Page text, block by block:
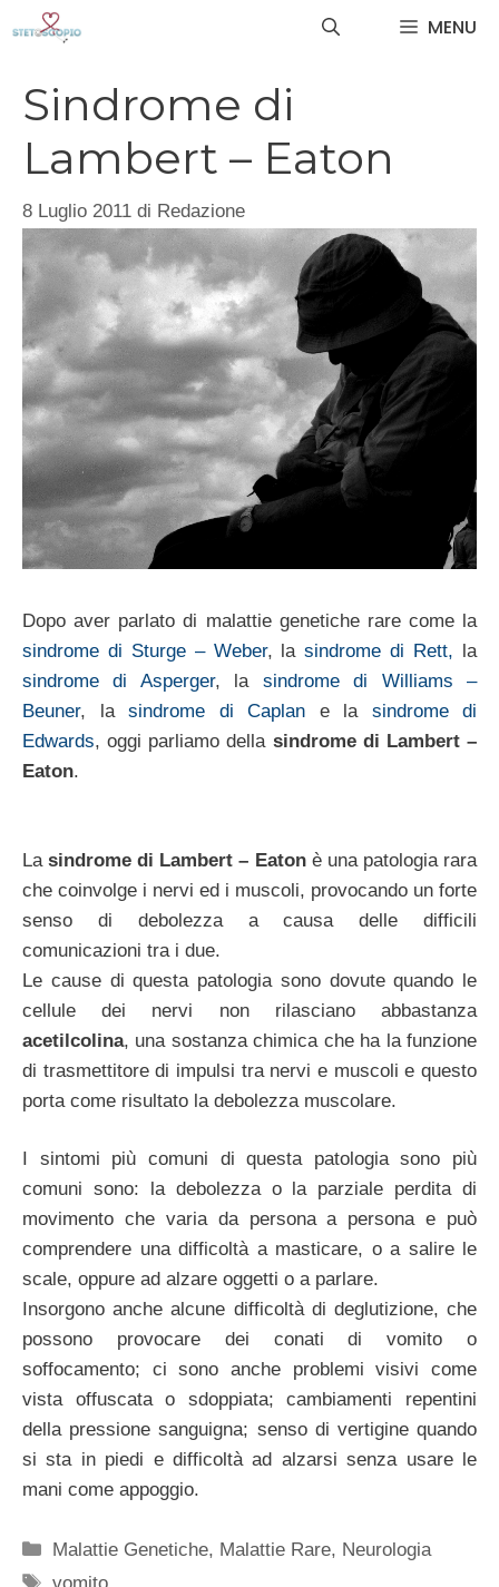
MENU
Sindrome di
Lambert – Eaton
8 Luglio 2011 di Redazione
Dopo aver parlato di malattie genetiche rare come la
sindrome di Sturge – Weber, lasindrome di Rett, la
sindrome di Asperger, la sindrome di Williams –
Beuner, la sindrome di Caplan e la sindrome di
Edwards, oggi parliamo della sindrome di Lambert –
Eaton.
Lasindrome di Lambert – Eatonè una patologia rara
che coinvolge i nervi ed i muscoli, provocando un forte
senso di debolezza a causa delle difficili
comunicazioni tra i due.
Le cause di questa patologia sono dovute quando le
cellule dei nervi non rilasciano abbastanza
acetilcolina, una sostanza chimica che ha la funzione
di trasmettitore di impulsi tra nervi e muscoli e questo
porta come risultato la debolezza muscolare.
I sintomi più comuni di questa patologia sono più
comuni sono: la debolezza o la parziale perdita di
movimento che varia da persona a persona e può
comprendere una difficoltà a masticare, o a salire le
scale, oppure ad alzare oggetti o a parlare.
Insorgono anche alcune difficoltà di deglutizione, che
possono provocare dei conati di vomito o
soffocamento; ci sono anche problemi visivi come
vista offuscata o sdoppiata; cambiamenti repentini
della pressione sanguigna; senso di vertigine quando
si sta in piedi e difficoltà ad alzarsi senza usare le
mani come appoggio.
Categorie
Malattie Genetiche, Malattie Rare, Neurologia
Tag
vomito